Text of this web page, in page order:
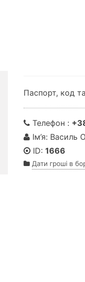
Паспорт, код
Телефон :
Ім’я: Василь
ID: 1666
Дати гроші в